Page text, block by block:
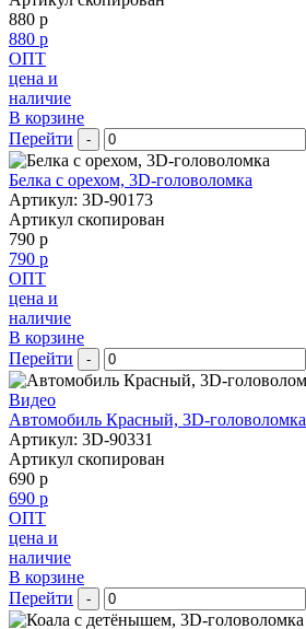
880 р
880 р
ОПТ
цена и
наличие
В корзине
Перейти
-
Белка с орехом, 3D-головоломка
Артикул: 3D-90173
Артикул скопирован
790 р
790 р
ОПТ
цена и
наличие
В корзине
Перейти
-
Видео
Автомобиль Красный, 3D-головоломка
Артикул: 3D-90331
Артикул скопирован
690 р
690 р
ОПТ
цена и
наличие
В корзине
Перейти
-